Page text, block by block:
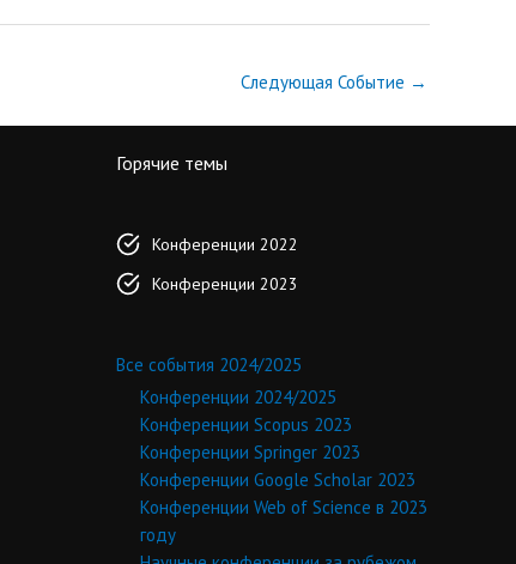
Следующая Событие →
Горячие темы
Конференции 2022
Конференции 2023
Все события 2024/2025
Конференции 2024/2025
Конференции Scopus 2023
Конференции Springer 2023
Конференции Google Scholar 2023
Конференции Web of Science в 2023
году